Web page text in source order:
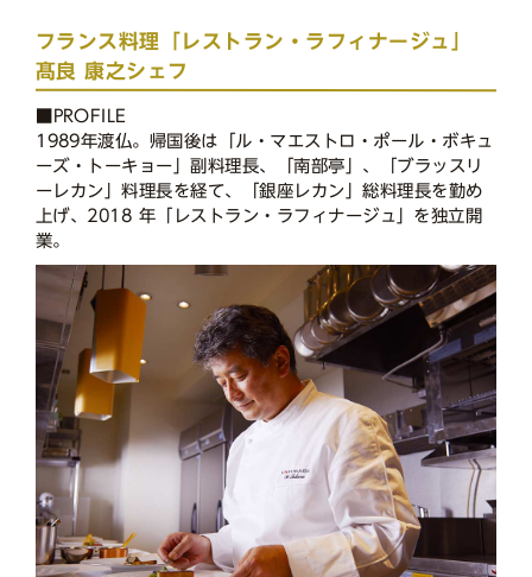
フランス料理「レストラン・ラフィナージュ」
髙良 康之シェフ
■PROFILE
1989年渡仏。帰国後は「ル・マエストロ・ポール・ボキュ
ーズ・トーキョー」副料理長、「南部亭」、「ブラッスリ
ーレカン」料理長を経て、「銀座レカン」総料理長を勤め
上げ、2018 年「レストラン・ラフィナージュ」を独立開
業。